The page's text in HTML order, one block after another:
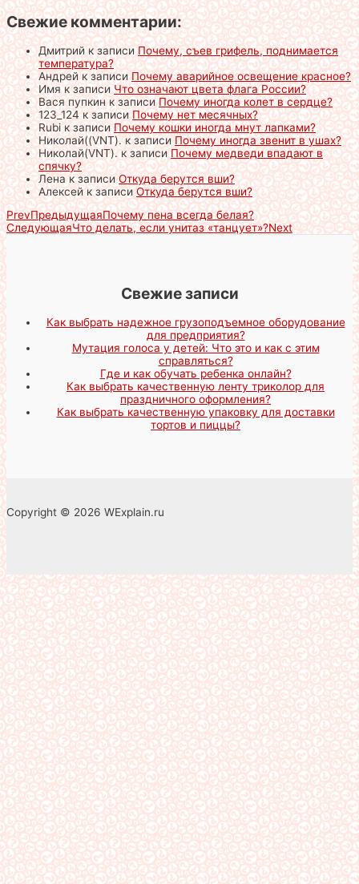
Свежие комментарии:
Дмитрийк записиПочему, съев грифель, поднимается
температура?
Андрей к записиПочему аварийное освещение красное?
Имяк записиЧто означают цвета флага России?
Вася пупкинк записиПочему иногда колет в сердце?
123_124к записиПочему нет месячных?
Rubiк записиПочему кошки иногда мнут лапками?
Николай((VNT).к записиПочему иногда звенит в ушах?
Николай(VNT).к записиПочему медведи впадают в
спячку?
Ленак записиОткуда берутся вши?
Алексейк записиОткуда берутся вши?
PrevПредыдущаяПочему пена всегда белая?
СледующаяЧто делать, если унитаз «танцует»?Next
Свежие записи
Как выбрать надежное грузоподъемное оборудование
для предприятия?
Мутация голоса у детей: Что это и как с этим
справляться?
Где и как обучать ребенка онлайн?
Как выбрать качественную ленту триколор для
праздничного оформления?
Как выбрать качественную упаковку для доставки
тортов и пиццы?
Copyright © 2026 WExplain.ru